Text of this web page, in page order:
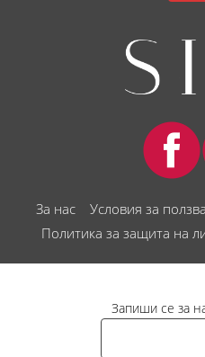
За нас Условия за
Политика за защита на
Запиши се за